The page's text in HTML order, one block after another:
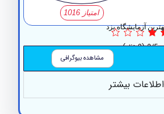
یزد
مشاهده بیوگرافی
بیشتر